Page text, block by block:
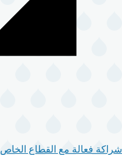
شراكة فعالة مع القطاع الخاص